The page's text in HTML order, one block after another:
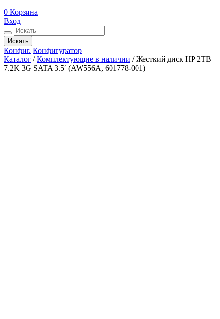
0 Корзина
Вход
Искать
Конфиг. Конфигуратор
Каталог /Комплектующие в наличии /Жесткий диск HP 2TB
7.2K 3G SATA 3.5′ (AW556A, 601778-001)